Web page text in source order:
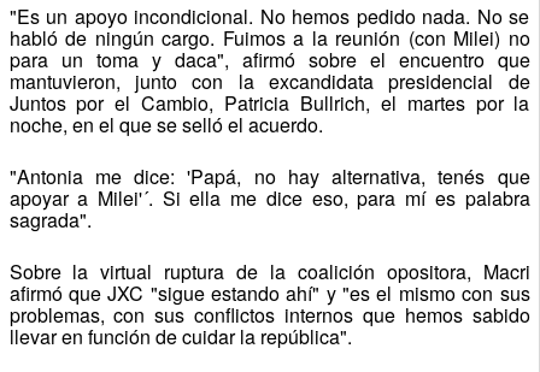
"Es un apoyo incondicional. No hemos pedido nada. No se
habló de ningún cargo. Fuimos a la reunión (con Milei) no
para un toma y daca", afirmó sobre el encuentro que
mantuvieron, junto con la excandidata presidencial de
Juntos por el Cambio, Patricia Bullrich, el martes por la
noche, en el que se selló el acuerdo.
"Antonia me dice: 'Papá, no hay alternativa, tenés que
apoyar a Milei'´. Si ella me dice eso, para mí es palabra
sagrada".
Sobre la virtual ruptura de la coalición opositora, Macri
afirmó que JXC "sigue estando ahí" y "es el mismo con sus
problemas, con sus conflictos internos que hemos sabido
llevar en función de cuidar la república".